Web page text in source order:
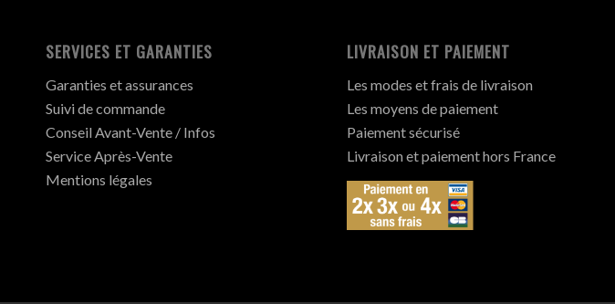
SERVICES ET GARANTIES
Garanties et assurances
Suivi de commande
Conseil Avant-Vente / Infos
Service Après-Vente
Mentions légales
LIVRAISON ET PAIEMENT
Les modes et frais de livraison
Les moyens de paiement
Paiement sécurisé
Livraison et paiement hors France